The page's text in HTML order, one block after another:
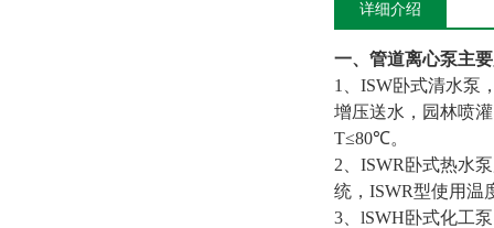
详细介绍
一、管道离心泵主
1、ISW卧式清水泵
增压送水，园林喷
T≤80℃。
2、ISWR卧式热水
统，ISWR型使用温
3、lSWH卧式化工